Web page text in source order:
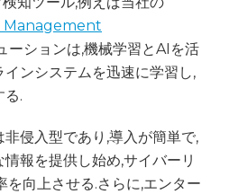
Management
ーションは,機械学習とAIを活
ンシステムを迅速に学習し,
る.
侵入型であり,導入が簡単で,
報を提供し始め,サイバーリ
を向上させる.さらに,エンター